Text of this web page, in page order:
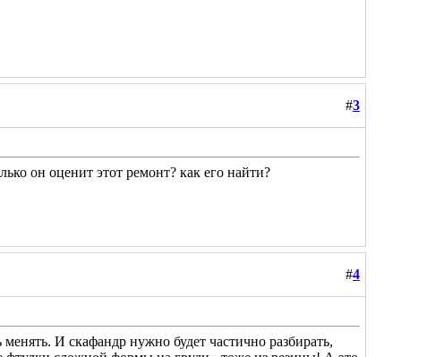
#3
он оценит этот ремонт? как его найти?
#4
И скафандр нужно будет частично разбирать,